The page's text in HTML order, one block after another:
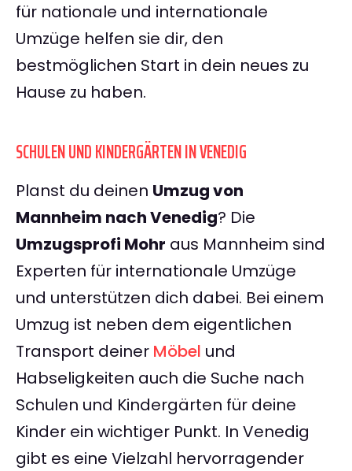
für nationale und internationale
Umzüge helfen sie dir, den
bestmöglichen Start in dein neues zu
Hause zu haben.
SCHULEN UND KINDERGÄRTEN IN VENEDIG
Planst du deinen Umzug von
Mannheim nach Venedig? Die
Umzugsprofi Mohr aus Mannheim sind
Experten für internationale Umzüge
und unterstützen dich dabei. Bei einem
Umzug ist neben dem eigentlichen
Transport deiner Möbel und
Habseligkeiten auch die Suche nach
Schulen und Kindergärten für deine
Kinder ein wichtiger Punkt. In Venedig
gibt es eine Vielzahl hervorragender